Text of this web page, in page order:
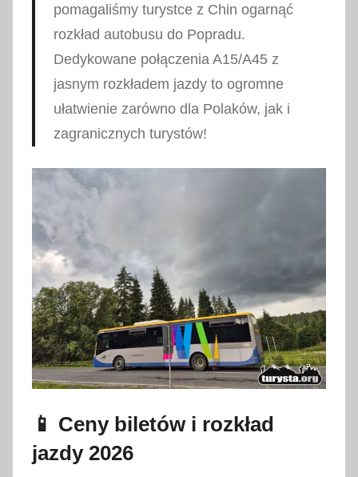
pomagaliśmy turystce z Chin ogarnąć
rozkład autobusu do Popradu.
Dedykowane połączenia A15/A45 z
jasnym rozkładem jazdy to ogromne
ułatwienie zarówno dla Polaków, jak i
zagranicznych turystów!
📱 Ceny biletów i rozkład
jazdy 2026